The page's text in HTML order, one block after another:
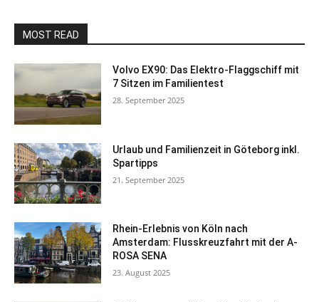
MOST READ
Volvo EX90: Das Elektro-Flaggschiff mit
7 Sitzen im Familientest
28. September 2025
Urlaub und Familienzeit in Göteborg inkl.
Spartipps
21. September 2025
Rhein-Erlebnis von Köln nach
Amsterdam: Flusskreuzfahrt mit der A-
ROSA SENA
23. August 2025